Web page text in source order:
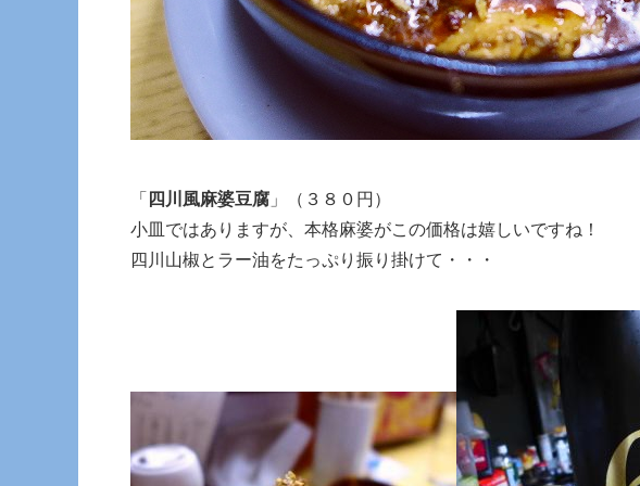
「 四川風麻婆豆腐 」（３８０円）
小皿ではありますが、本格麻婆がこの価格は嬉しいですね！
四川山椒とラー油をたっぷり振り掛けて・・・